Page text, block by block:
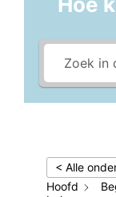
< Alle
Hoofd